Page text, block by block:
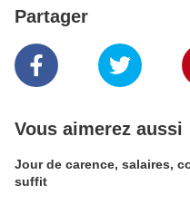
Partager
Vous aimerez aussi
Jour de carence, salaires,
suffit